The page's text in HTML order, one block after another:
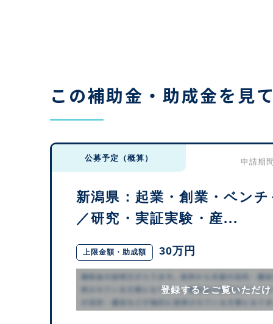
この補助金・助成金を見
公募予定（概算） 申請期
新潟県：起業・創業・ベン
／研究・実証実験・産...
上限金額・助成額 30万円
登録するとご覧いただ